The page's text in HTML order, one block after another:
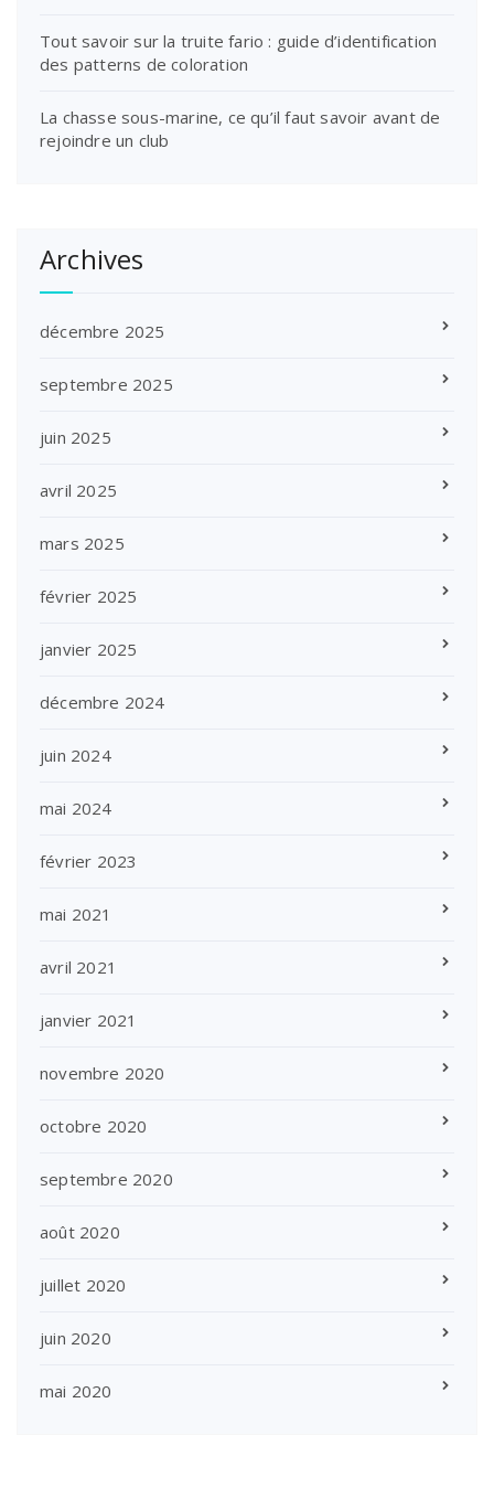
Tout savoir sur la truite fario : guide d’identification
des patterns de coloration
La chasse sous-marine, ce qu’il faut savoir avant de
rejoindre un club
Archives
décembre 2025
septembre 2025
juin 2025
avril 2025
mars 2025
février 2025
janvier 2025
décembre 2024
juin 2024
mai 2024
février 2023
mai 2021
avril 2021
janvier 2021
novembre 2020
octobre 2020
septembre 2020
août 2020
juillet 2020
juin 2020
mai 2020